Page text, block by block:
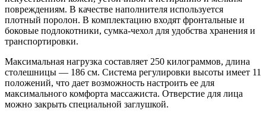
повреждениям. В качестве наполнителя используется
плотный поролон. В комплектацию входят фронтальные и
боковые подлокотники, сумка-чехол для удобства хранения и
транспортировки.
Максимальная нагрузка составляет 250 килограммов, длина
столешницы — 186 см. Система регулировки высоты имеет 11
положений, что дает возможность настроить ее для
максимального комфорта массажиста. Отверстие для лица
можно закрыть специальной заглушкой.